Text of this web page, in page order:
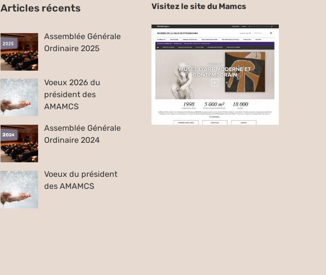
Articles récents
Assemblée Générale
Ordinaire 2025
Voeux 2026 du
président des
AMAMCS
Assemblée Générale
Ordinaire 2024
Voeux du président
des AMAMCS
Visitez le site du Mamcs